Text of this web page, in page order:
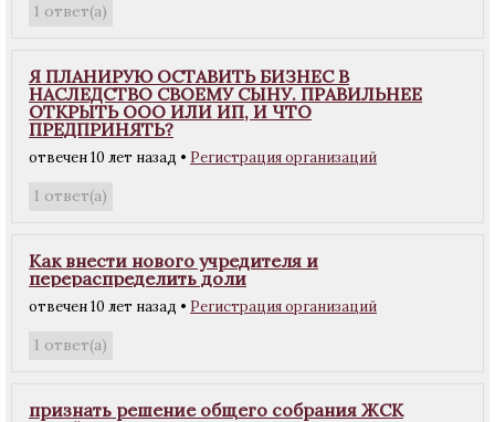
1 ответ(а)
Я ПЛАНИРУЮ ОСТАВИТЬ БИЗНЕС В
НАСЛЕДСТВО СВОЕМУ СЫНУ. ПРАВИЛЬНЕЕ
ОТКРЫТЬ ООО ИЛИ ИП, И ЧТО
ПРЕДПРИНЯТЬ?
отвечен 10 лет назад • Регистрация организаций
1 ответ(а)
Как внести нового учредителя и
перераспределить доли
отвечен 10 лет назад • Регистрация организаций
1 ответ(а)
признать решение общего собрания ЖСК